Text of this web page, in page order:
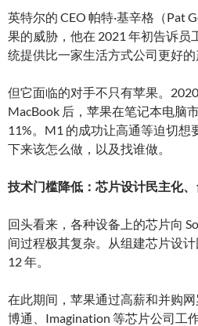
英特尔的 CEO 帕特·基辛格（Pat
果的威胁，他在 2021 年初告诉员
统提供比一家生活方式公司更好的
但它面临的对手不只有苹果。
MacBook 后，苹果在笔记本电脑
11%。M1 的成功让高通等迫切想
下来该怎么做，以及找谁做。
技术门槛降低：芯片设计民主化
回头看来，各种设备上的芯片向
间过程极其复杂。从组建芯片设
12 年。
在此期间，苹果通过高薪和并购网
博通、Imagination 等芯片公司工